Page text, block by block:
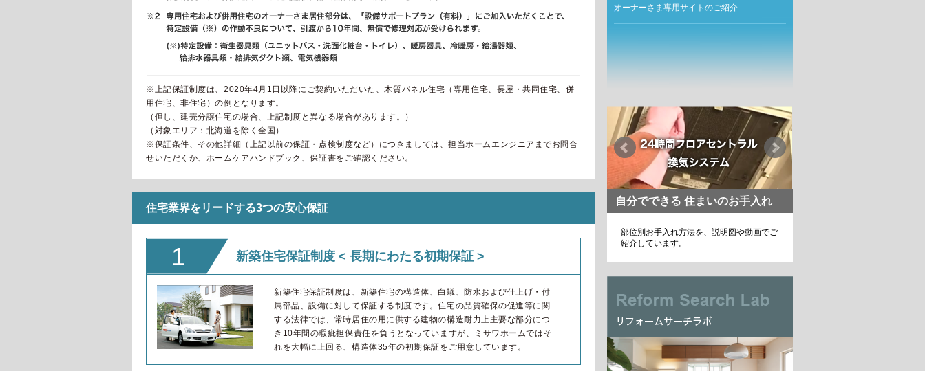
※上記保証制度は、2020年4月1日以降にご契約いただいた、木質パネル住宅（専用住宅、長屋・共同住宅、併
用住宅、非住宅）の例となります。
（但し、建売分譲住宅の場合、上記制度と異なる場合があります。）
（対象エリア：北海道を除く全国）
※保証条件、その他詳細（上記以前の保証・点検制度など）につきましては、担当ホームエンジニアまでお問合
せいただくか、ホームケアハンドブック、保証書をご確認ください。
住宅業界をリードする3つの安心保証
1 新築住宅保証制度 < 長期にわたる初期保証 >
新築住宅保証制度は、新築住宅の構造体、白蟻、防水および仕上げ・付
属部品、設備に対して保証する制度です。住宅の品質確保の促進等に関
する法律では、常時居住の用に供する建物の構造耐力上主要な部分につ
き10年間の瑕疵担保責任を負うとなっていますが、ミサワホームではそ
れを大幅に上回る、構造体35年の初期保証をご用意しています。
オーナーさま専用サイトのご紹介
自分でできる 住まいのお手入れ
部位別お手入れ方法を、説明図や動画でご
紹介しています。